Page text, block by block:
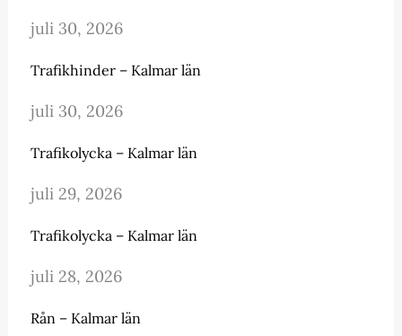
juli 30, 2026
Trafikhinder – Kalmar län
juli 30, 2026
Trafikolycka – Kalmar län
juli 29, 2026
Trafikolycka – Kalmar län
juli 28, 2026
Rån – Kalmar län